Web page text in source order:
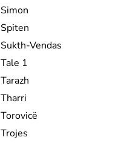
Simon
Spiten
Sukth-Vendas
Tale 1
Tarazh
Tharri
Torovicë
Trojes